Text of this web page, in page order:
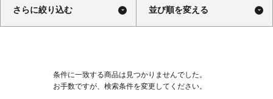
さらに絞り込む 並び順を変える
条件に一致する商品は見つかりませんでした。
お手数ですが、検索条件を変更してください。